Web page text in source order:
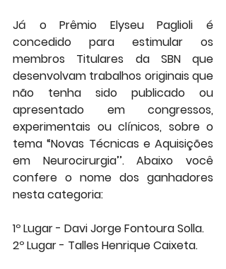
Já o Prêmio Elyseu Paglioli é
concedido para estimular os
membros Titulares da SBN que
desenvolvam trabalhos originais que
não tenha sido publicado ou
apresentado em congressos,
experimentais ou clínicos, sobre o
tema “Novas Técnicas e Aquisições
em Neurocirurgia’’. Abaixo você
confere o nome dos ganhadores
nesta categoria:
1º Lugar - Davi Jorge Fontoura Solla.
2º Lugar - Talles Henrique Caixeta.